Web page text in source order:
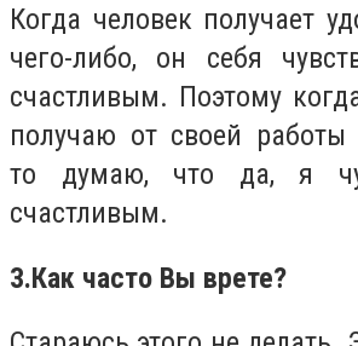
Когда человек получает
чего-либо, он себя
счастливым. Поэтому
получаю от своей работы
то думаю, что да, я
счастливым.
3.Как часто Вы врете?